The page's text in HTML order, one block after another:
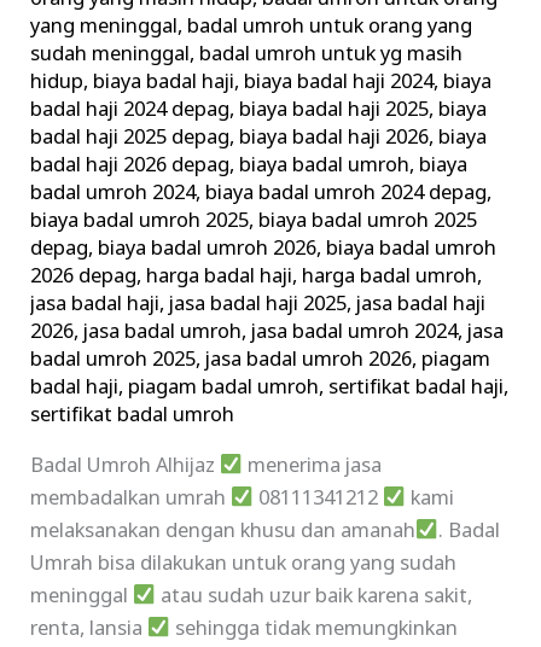
yang meninggal, badal umroh untuk orang yang
sudah meninggal, badal umroh untuk yg masih
hidup, biaya badal haji, biaya badal haji 2024, biaya
badal haji 2024 depag, biaya badal haji 2025, biaya
badal haji 2025 depag, biaya badal haji 2026, biaya
badal haji 2026 depag, biaya badal umroh, biaya
badal umroh 2024, biaya badal umroh 2024 depag,
biaya badal umroh 2025, biaya badal umroh 2025
depag, biaya badal umroh 2026, biaya badal umroh
2026 depag, harga badal haji, harga badal umroh,
jasa badal haji, jasa badal haji 2025, jasa badal haji
2026, jasa badal umroh, jasa badal umroh 2024, jasa
badal umroh 2025, jasa badal umroh 2026, piagam
badal haji, piagam badal umroh, sertifikat badal haji,
sertifikat badal umroh
Badal Umroh Alhijaz
menerima jasa
membadalkan umrah
08111341212
kami
melaksanakan dengan khusu dan amanah
. Badal
Umrah bisa dilakukan untuk orang yang sudah
meninggal
atau sudah uzur baik karena sakit,
renta, lansia
sehingga tidak memungkinkan